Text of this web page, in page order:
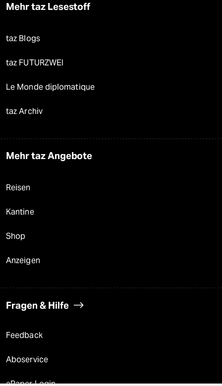
Mehr taz Lesestoff
taz Blogs
taz FUTURZWEI
Le Monde diplomatique
taz Archiv
Mehr taz Angebote
Reisen
Kantine
Shop
Anzeigen
Fragen & Hilfe
Feedback
Aboservice
ePaper Login